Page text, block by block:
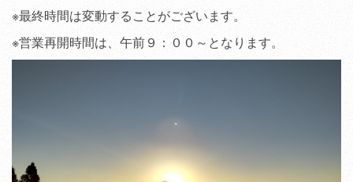
※最終時間は変動することがございます。
※営業再開時間は、午前９：００～となります。